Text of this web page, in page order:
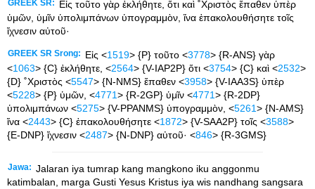
GREEK SR:
Εἰς τοῦτο γὰρ ἐκλήθητε, ὅτι καὶ ˚Χριστὸς ἔπαθεν ὑπὲρ
ὑμῶν, ὑμῖν ὑπολιμπάνων ὑπογραμμὸν, ἵνα ἐπακολουθήσητε τοῖς
ἴχνεσιν αὐτοῦ·
GREEK SR Srong: Εἰς <1519> {P} τοῦτο <3778> {R-ANS} γὰρ
<1063> {C} ἐκλήθητε, <2564> {V-IAP2P} ὅτι <3754> {C} καὶ <2532>
{D} ˚Χριστὸς <5547> {N-NMS} ἔπαθεν <3958> {V-IAA3S} ὑπὲρ
<5228> {P} ὑμῶν, <4771> {R-2GP} ὑμῖν <4771> {R-2DP}
ὑπολιμπάνων <5275> {V-PPANMS} ὑπογραμμὸν, <5261> {N-AMS}
ἵνα <2443> {C} ἐπακολουθήσητε <1872> {V-SAA2P} τοῖς <3588>
{E-DNP} ἴχνεσιν <2487> {N-DNP} αὐτοῦ· <846> {R-3GMS}
Jawa: Jalaran iya tumrap kang mangkono iku anggonmu
katimbalan, marga Gusti Yesus Kristus iya wis nandhang sangsara